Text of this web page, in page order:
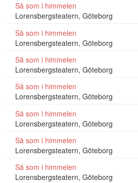
Så som i himmelen
Lorensbergsteatern, Göteborg
Så som i himmelen
Lorensbergsteatern, Göteborg
Så som i himmelen
Lorensbergsteatern, Göteborg
Så som i himmelen
Lorensbergsteatern, Göteborg
Så som i himmelen
Lorensbergsteatern, Göteborg
Så som i himmelen
Lorensbergsteatern, Göteborg
Så som i himmelen
Lorensbergsteatern, Göteborg